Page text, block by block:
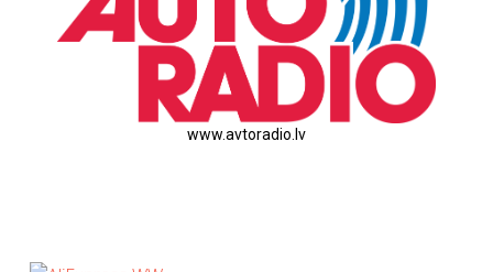
www.avtoradio.lv